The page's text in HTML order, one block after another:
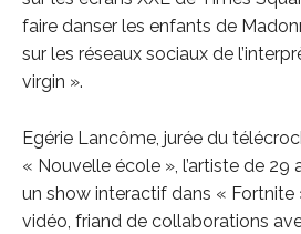
faire danser les enfants de
sur les réseaux sociaux de
virgin ».
Egérie Lancôme, jurée du
« Nouvelle école », l’artiste de 29
un show interactif dans « Fortnite
vidéo, friand de collaborations